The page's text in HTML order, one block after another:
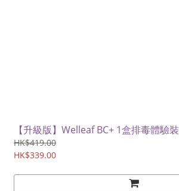
【升級版】Welleaf BC+ 1盒排毒體驗裝
HK$419.00
HK$339.00